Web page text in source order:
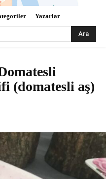
Yazarlar
Ara
(domatesli aş)